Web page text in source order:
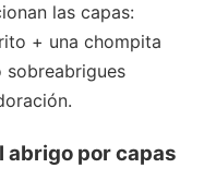
las capas:
+ una chompita
sobreabrigues
abrigo por capas